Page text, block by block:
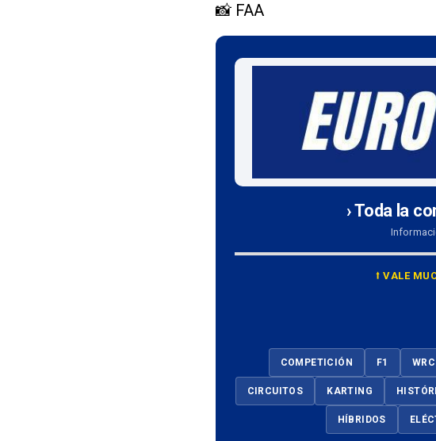
📸 FAA
› Toda la
⭡ VALE
COMPETICIÓN F1 WRC
CIRCUITOS KARTING
HÍBRIDOS